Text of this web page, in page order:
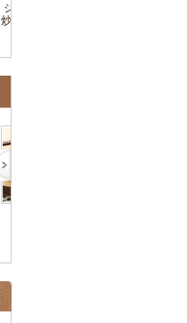
ジャガイモとザーサイの
炒め物～簡単3stepおつま